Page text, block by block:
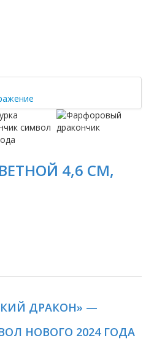
4,6 СМ,
ДРАКОН» —
НОВОГО 2024 ГОДА